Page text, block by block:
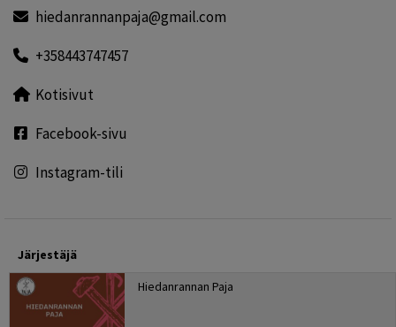
hiedanrannanpaja@gmail.com
+358443747457
Kotisivut
Facebook-sivu
Instagram-tili
Järjestäjä
Hiedanrannan Paja